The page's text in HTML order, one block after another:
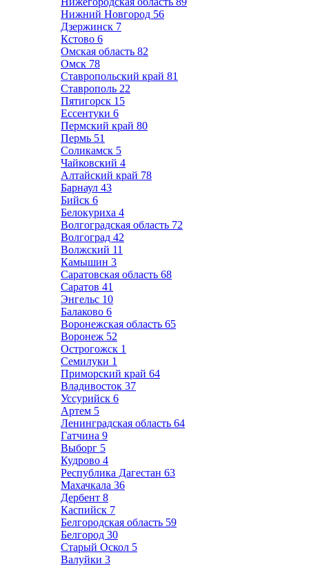
Нижний Новгород 56
Дзержинск 7
Кстово 6
Омская область 82
Омск 78
Ставропольский край 81
Ставрополь 22
Пятигорск 15
Ессентуки 6
Пермский край 80
Пермь 51
Соликамск 5
Чайковский 4
Алтайский край 78
Барнаул 43
Бийск 6
Белокуриха 4
Волгоградская область 72
Волгоград 42
Волжский 11
Камышин 3
Саратовская область 68
Саратов 41
Энгельс 10
Балаково 6
Воронежская область 65
Воронеж 52
Острогожск 1
Семилуки 1
Приморский край 64
Владивосток 37
Уссурийск 6
Артем 5
Ленинградская область 64
Гатчина 9
Выборг 5
Кудрово 4
Республика Дагестан 63
Махачкала 36
Дербент 8
Каспийск 7
Белгородская область 59
Белгород 30
Старый Оскол 5
Валуйки 3